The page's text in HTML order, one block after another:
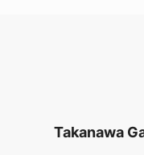
Takanawa